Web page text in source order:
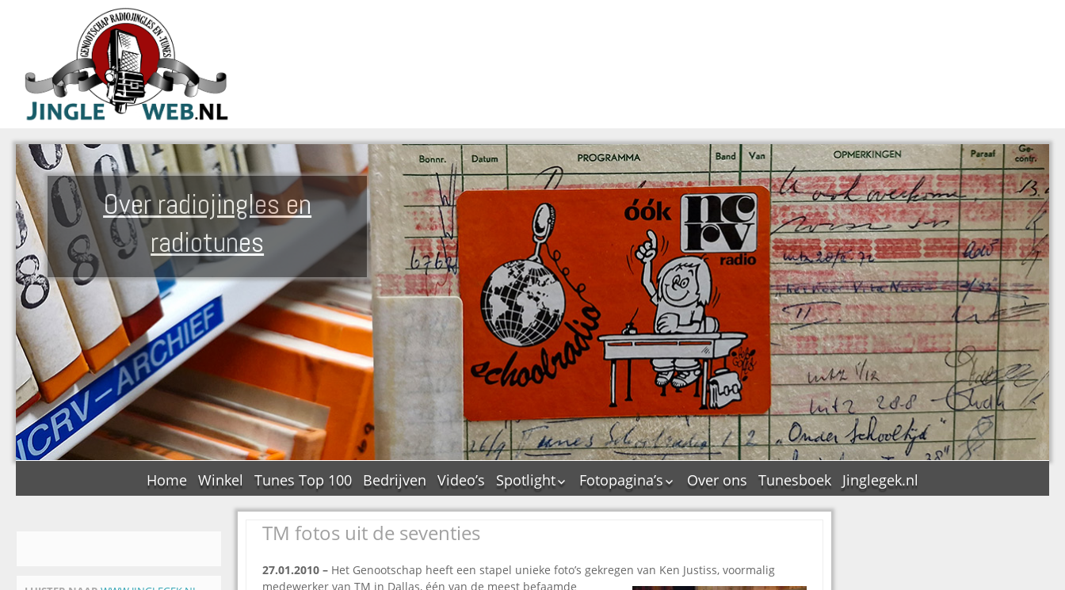
Over radiojingles en
radiotunes
Home Winkel Tunes Top 100 Bedrijven Video’s
Spotlight
De Tourflitsjingle –
Dallas jingle city
Fotopagina’s
JAM in pictures
Pepper & Tanner in
Over ons Tunesboek Jinglegek.nl
TM fotos uit de seventies
27.01.2010 – Het Genootschap heeft een stapel unieke foto’s gekregen van Ken Justiss, voormalig
medewerker van TM in Dallas, één van de meest befaamde